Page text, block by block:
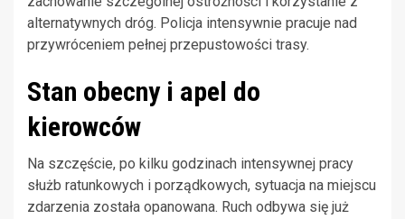
alternatywnych dróg. Policja intensywnie pracuje nad
przywróceniem pełnej przepustowości trasy.
Stan obecny i apel do
kierowców
Na szczęście, po kilku godzinach intensywnej pracy
służb ratunkowych i porządkowych, sytuacja na miejscu
zdarzenia została opanowana. Ruch odbywa się już